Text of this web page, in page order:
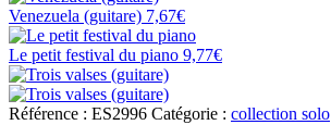
Venezuela (guitare) 7,67€
Le petit festival du piano 9,77€
Référence : ES2996 Catégorie : collection solo